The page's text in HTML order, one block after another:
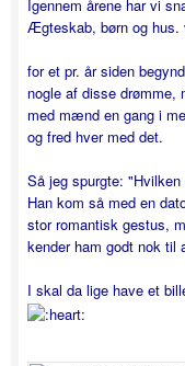
Igennem årene har vi
Ægteskab, børn og hus.
for et pr. år siden
nogle af disse drømme,
med mænd en gang i
og fred hver med det.
Så jeg spurgte:
Han kom så med en
stor romantisk gestus,
kender ham godt nok til
I skal da lige have et